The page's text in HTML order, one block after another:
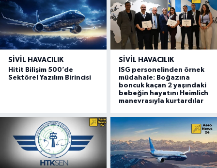
SIVIL HAVACILIK
Hitit Bilişim 500’de
Sektörel Yazılım Birincisi
SIVIL HAVACILIK
ISG personelinden örnek
müdahale: Boğazına
boncuk kaçan 2 yaşındaki
bebeğin hayatını Heimlich
manevrasıyla kurtardılar